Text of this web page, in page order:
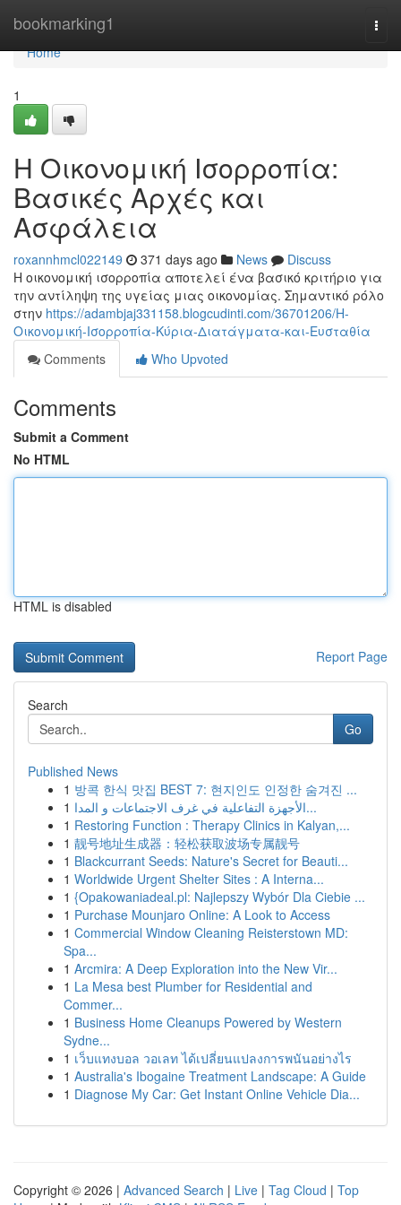
bookmarking1
Home
Home
1
Η Οικονομική Ισορροπία:
Βασικές Αρχές και
Ασφάλεια
roxannhmcl022149 371 days ago News
Discuss
Η οικονομική ισορροπία αποτελεί ένα βασικό κριτήριο για
την αντίληψη της υγείας μιας οικονομίας. Σημαντικό ρόλο
στην https://adambjaj331158.blogcudinti.com/36701206/Η-
Οικονομική-Ισορροπία-Κύρια-Διατάγματα-και-Ευσταθία
Comments
Who Upvoted
Comments
Submit a Comment
No HTML
HTML is disabled
Report Page
Search
Go
Published News
1 방콕 한식 맛집 BEST 7: 현지인도 인정한 숨겨진 ...
1
الأجهزة التفاعلية في غرف الاجتماعات و المدا...
1 Restoring Function : Therapy Clinics in Kalyan,...
1 靓号地址生成器：轻松获取波场专属靓号
1 Blackcurrant Seeds: Nature's Secret for Beauti...
1 Worldwide Urgent Shelter Sites : A Interna...
1 {Opakowaniadeal.pl: Najlepszy Wybór Dla Ciebie ...
1 Purchase Mounjaro Online: A Look to Access
1 Commercial Window Cleaning Reisterstown MD:
Spa...
1 Arcmira: A Deep Exploration into the New Vir...
1 La Mesa best Plumber for Residential and
Commer...
1 Business Home Cleanups Powered by Western
Sydne...
1 เว็บแทงบอล วอเลท ได้เปลี่ยนแปลงการพนันอย่างไร
1 Australia's Ibogaine Treatment Landscape: A Guide
1 Diagnose My Car: Get Instant Online Vehicle Dia...
Copyright © 2026 | Advanced Search | Live | Tag Cloud | Top